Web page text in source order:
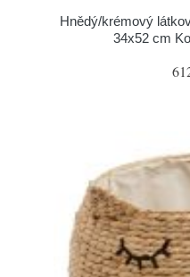
Hnědý/krémový
34x52 cm